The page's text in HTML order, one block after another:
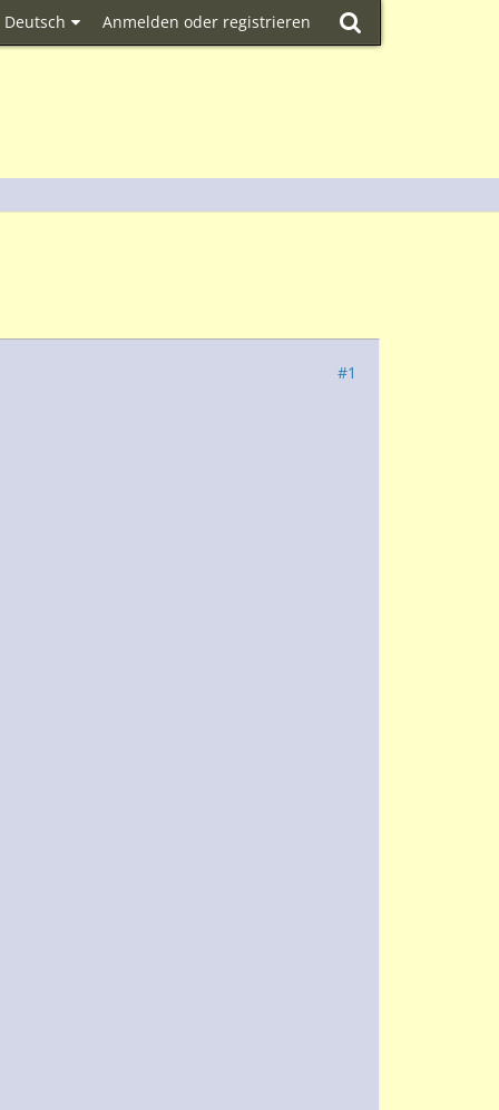
Deutsch Anmelden oder registrieren
#1